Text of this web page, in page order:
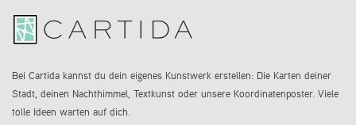
Bei Cartida kannst du dein eigenes Kunstwerk erstellen: Die Karten deiner
Stadt, deinen Nachthimmel, Textkunst oder unsere Koordinatenposter. Viele
tolle Ideen warten auf dich.